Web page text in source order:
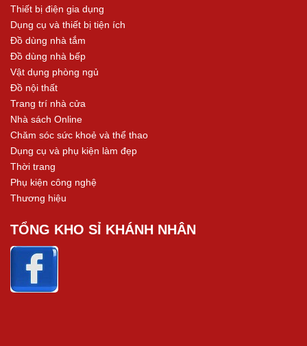
Thiết bị điện gia dụng
Dụng cụ và thiết bị tiện ích
Đồ dùng nhà tắm
Đồ dùng nhà bếp
Vật dụng phòng ngủ
Đồ nội thất
Trang trí nhà cửa
Nhà sách Online
Chăm sóc sức khoẻ và thể thao
Dụng cụ và phụ kiện làm đẹp
Thời trang
Phụ kiện công nghệ
Thương hiệu
TỔNG KHO SỈ KHÁNH NHÂN